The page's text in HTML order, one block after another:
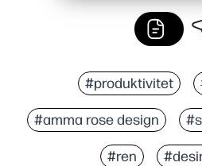
#produktivitet
#amma rose design
#ren